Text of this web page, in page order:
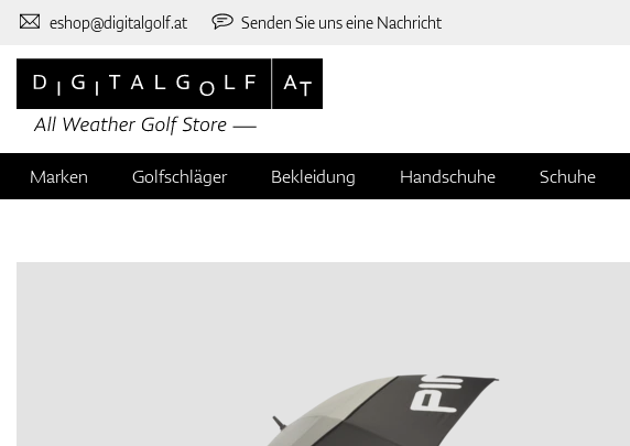
eshop@digitalgolf.at Senden Sie uns eine Nachricht
Marken Golfschläger Bekleidung Handschuhe Schuhe